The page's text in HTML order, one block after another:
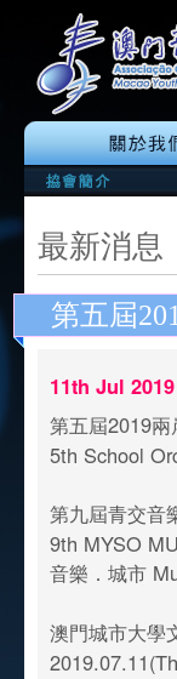
最新消息
第五屆
11th Jul
第五屆2019
5th School
第九屆青交音
9th MYSO
音樂．城市
澳門城市大